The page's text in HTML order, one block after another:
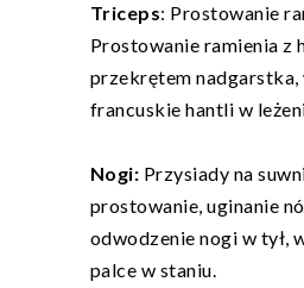
Triceps: Prostowanie
Prostowanie ramienia z
przekrętem nadgarstka,
francuskie hantli w
Nogi: Przysiady na
prostowanie, uginanie
odwodzenie nogi w tył,
palce w staniu.